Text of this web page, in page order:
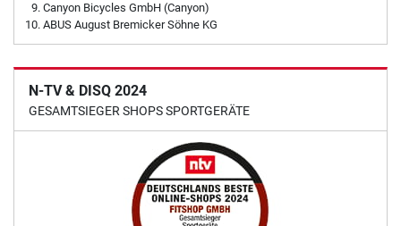
Canyon Bicycles GmbH (Canyon)
ABUS August Bremicker Söhne KG
N-TV & DISQ 2024
GESAMTSIEGER SHOPS SPORTGERÄTE